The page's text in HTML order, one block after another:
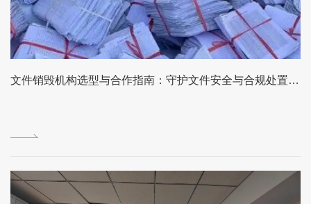
文件销毁机构选型与合作指南：守护文件安全与合规处置的可靠选择